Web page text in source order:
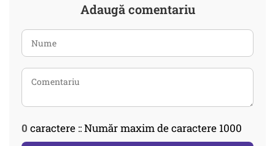
Adaugă comentariu
0 caractere :: Număr maxim de caractere 1000